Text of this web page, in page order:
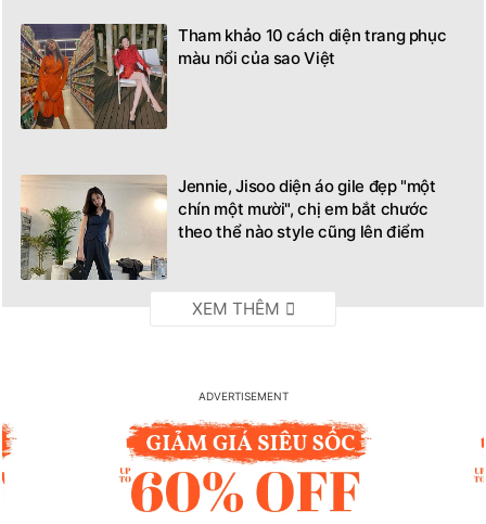
Tham khảo 10 cách diện trang phục
màu nổi của sao Việt
Jennie, Jisoo diện áo gile đẹp "một
chín một mười", chị em bắt chước
theo thể nào style cũng lên điểm